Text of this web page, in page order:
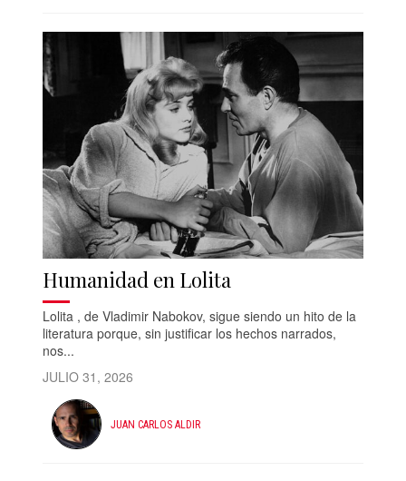
Humanidad en Lolita
Lolita , de Vladimir Nabokov, sigue siendo un hito de la
literatura porque, sin justificar los hechos narrados,
nos...
JULIO 31, 2026
JUAN CARLOS ALDIR